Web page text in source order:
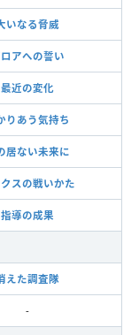
いなる脅威
アへの誓い
最近の変化
りあう気持ち
居ない未来に
スの戦いかた
指導の成果
えた調査隊
-